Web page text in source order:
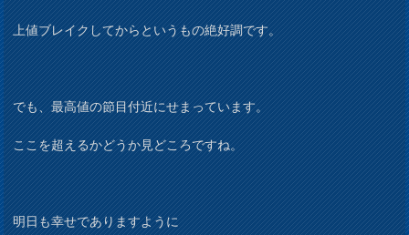
上値ブレイクしてからというもの絶好調です。
でも、最高値の節目付近にせまっています。
ここを超えるかどうか見どころですね。
明日も幸せでありますように